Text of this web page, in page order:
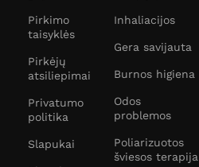
Pirkimo
taisyklės
Pirkėjų
atsiliepimai
Privatumo
politika
Slapukai
Inhaliacijos
Gera savijauta
Burnos higiena
Odos
problemos
Poliarizuotos
šviesos terapija